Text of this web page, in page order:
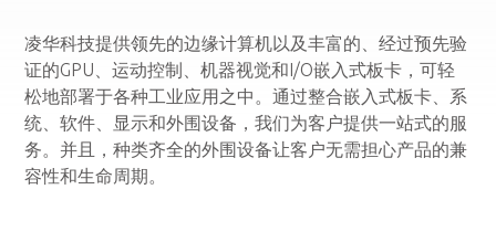
凌华科技提供领先的边缘计算机以及丰富的、经过预先验
证的GPU、运动控制、机器视觉和I/O嵌入式板卡，可轻
松地部署于各种工业应用之中。通过整合嵌入式板卡、系
统、软件、显示和外围设备，我们为客户提供一站式的服
务。并且，种类齐全的外围设备让客户无需担心产品的兼
容性和生命周期。